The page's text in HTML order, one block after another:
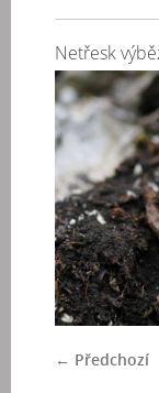
Netřesk
← Předchozí